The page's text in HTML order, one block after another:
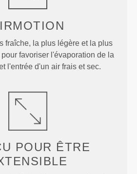
fraîche, la plus légère et la plus
favoriser l'évaporation de la
l'entrée d'un air frais et sec.
POUR ÊTRE